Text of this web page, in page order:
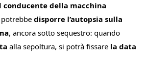
conducente della macchina
potrebbedisporre l’autopsia sulla
, ancora sotto sequestro: quando
alla sepoltura, si potrà fissare la data